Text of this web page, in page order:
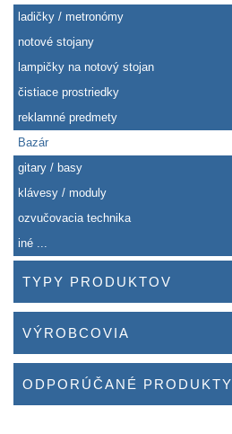
ladičky / metronómy
notové stojany
lampičky na notový stojan
čistiace prostriedky
reklamné predmety
Bazár
gitary / basy
klávesy / moduly
ozvučovacia technika
iné ...
TYPY PRODUKTOV
VÝROBCOVIA
ODPORÚČANÉ PRODUKTY